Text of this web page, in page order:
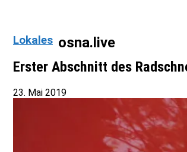
osna.live
Lokales
Erster Abschnitt des
23. Mai 2019